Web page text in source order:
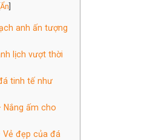
Ẩn]
anh ấn tượng
lịch vượt thời
tinh tế như
Nắng ấm cho
Vẻ đẹp của đá